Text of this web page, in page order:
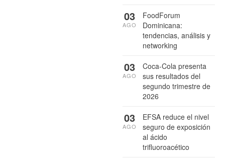
FoodForum
Dominicana:
tendencias, análisis y
networking
03
AGO
Coca-Cola presenta
sus resultados del
segundo trimestre de
2026
03
AGO
EFSA reduce el nivel
seguro de exposición
al ácido
trifluoroacético
03
AGO